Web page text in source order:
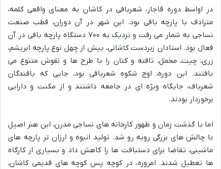
در اواسط دوره قاجار، شعربافی در کاشان به معنای واقعی کلمه،
مترادف با پارچه بافی بود. این شهر در آن دوران، قطب صنعت
نساجی به شمار می رفت و نزدیک به ۷۰۰ دستگاه پارچه بافی در آن
فعال بود. استادان زبردست کاشانی، بیش از چهل نوع پارچه ابریشم،
زری، چیت، مخمل، تافته و کتان را با طرح ها و نقوش متنوع می
بافتند. این دوره، اوج شکوه شعربافی بود، جایی که بافندگان
شعرباف، جایگاه ویژه ای در جامعه داشتند و از مکنت و دارایی
برخوردار بودند.
اما با گذشت زمان و ظهور کارخانه های نساجی مدرن، این هنر اصیل
با چالش های بزرگی روبه رو شد. تولید انبوه و ارزان تر پارچه های
ماشینی، تقاضا برای دستبافت ها را کاهش داد و بسیاری از کارگاه
ها تعطیل شدند. امروزه، در کوچه پس کوچه های قدیمی کاشان،